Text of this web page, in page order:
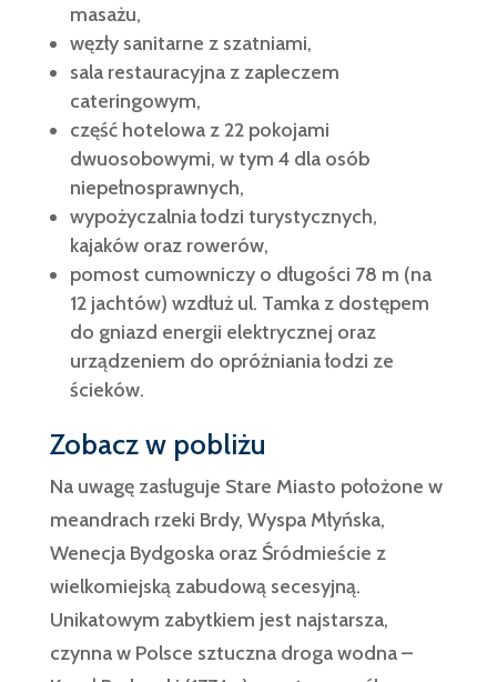
masażu,
węzły sanitarne z szatniami,
sala restauracyjna z zapleczem
cateringowym,
część hotelowa z 22 pokojami
dwuosobowymi, w tym 4 dla osób
niepełnosprawnych,
wypożyczalnia łodzi turystycznych,
kajaków oraz rowerów,
pomost cumowniczy o długości 78 m (na
12 jachtów) wzdłuż ul. Tamka z dostępem
do gniazd energii elektrycznej oraz
urządzeniem do opróżniania łodzi ze
ścieków.
Zobacz w pobliżu
Na uwagę zasługuje Stare Miasto położone w
meandrach rzeki Brdy, Wyspa Młyńska,
Wenecja Bydgoska oraz Śródmieście z
wielkomiejską zabudową secesyjną.
Unikatowym zabytkiem jest najstarsza,
czynna w Polsce sztuczna droga wodna –